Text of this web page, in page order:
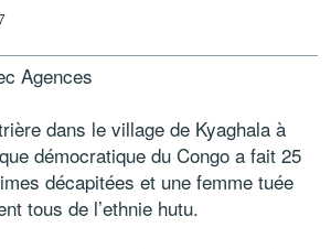
Agences
dans le village de Kyaghala à
démocratique du Congo a fait 25
décapitées et une femme tuée
tous de l’ethnie hutu.